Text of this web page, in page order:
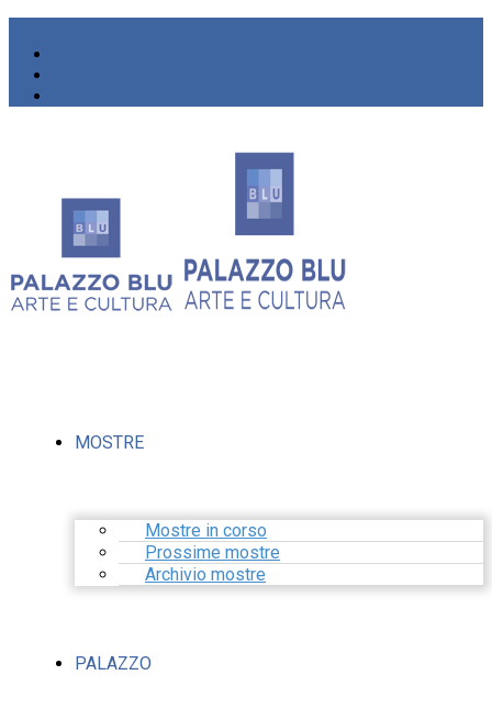
MOSTRE
Mostre in corso
Prossime mostre
Archivio mostre
PALAZZO